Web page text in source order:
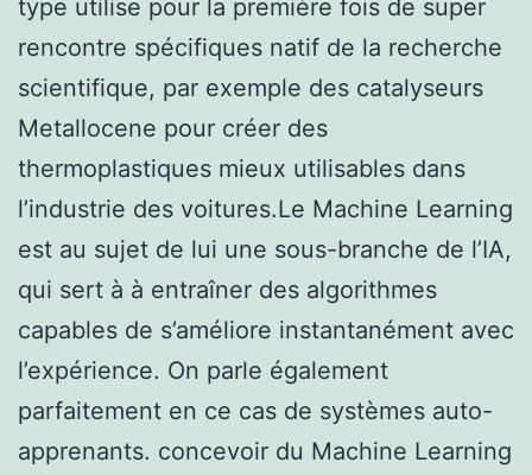
type utilise pour la première fois de super
rencontre spécifiques natif de la recherche
scientifique, par exemple des catalyseurs
Metallocene pour créer des
thermoplastiques mieux utilisables dans
l’industrie des voitures.Le Machine Learning
est au sujet de lui une sous-branche de l’IA,
qui sert à à entraîner des algorithmes
capables de s’améliore instantanément avec
l’expérience. On parle également
parfaitement en ce cas de systèmes auto-
apprenants. concevoir du Machine Learning